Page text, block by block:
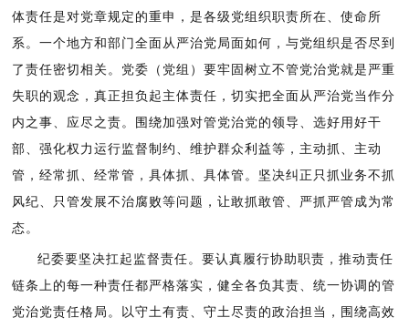
体责任是对党章规定的重申，是各级党组织职责所在、使命所
系。一个地方和部门全面从严治党局面如何，与党组织是否尽到
了责任密切相关。党委（党组）要牢固树立不管党治党就是严重
失职的观念，真正担负起主体责任，切实把全面从严治党当作分
内之事、应尽之责。围绕加强对管党治党的领导、选好用好干
部、强化权力运行监督制约、维护群众利益等，主动抓、主动
管，经常抓、经常管，具体抓、具体管。坚决纠正只抓业务不抓
风纪、只管发展不治腐败等问题，让敢抓敢管、严抓严管成为常
态。
纪委要坚决扛起监督责任。要认真履行协助职责，推动责任
链条上的每一种责任都严格落实，健全各负其责、统一协调的管
党治党责任格局。以守土有责、守土尽责的政治担当，围绕高效